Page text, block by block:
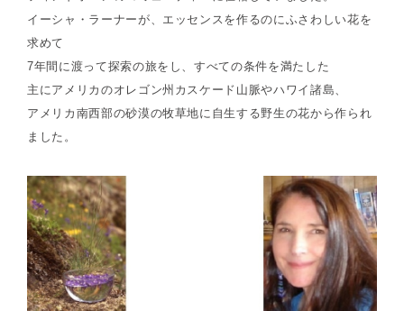
イーシャ・ラーナーが、エッセンスを作るのにふさわしい花を
求めて
7年間に渡って探索の旅をし、すべての条件を満たした
主にアメリカのオレゴン州カスケード山脈やハワイ諸島、
アメリカ南西部の砂漠の牧草地に自生する野生の花から作られ
ました。